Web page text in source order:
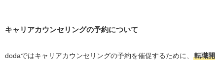
キャリアカウンセリングの予約について
dodaではキャリアカウンセリングの予約を催促するために、
転職開